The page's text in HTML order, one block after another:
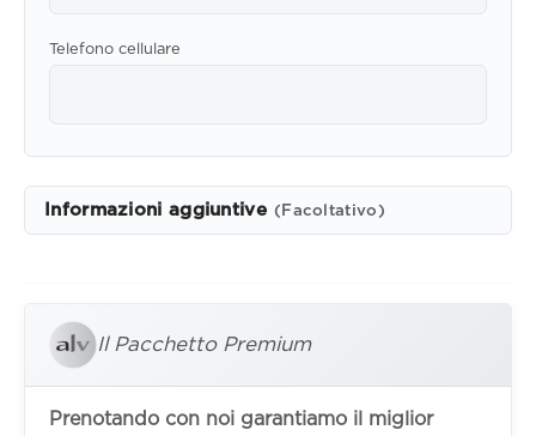
Telefono cellulare
Informazioni aggiuntive (Facoltativo)
Il Pacchetto Premium
Prenotando con noi garantiamo il miglior